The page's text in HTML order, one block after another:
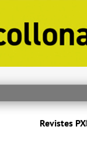
Revistes PX